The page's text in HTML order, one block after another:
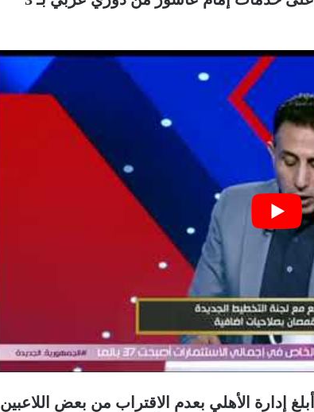
إدارة الأهلي بعدم الاقتراب من بعض اللاعبين